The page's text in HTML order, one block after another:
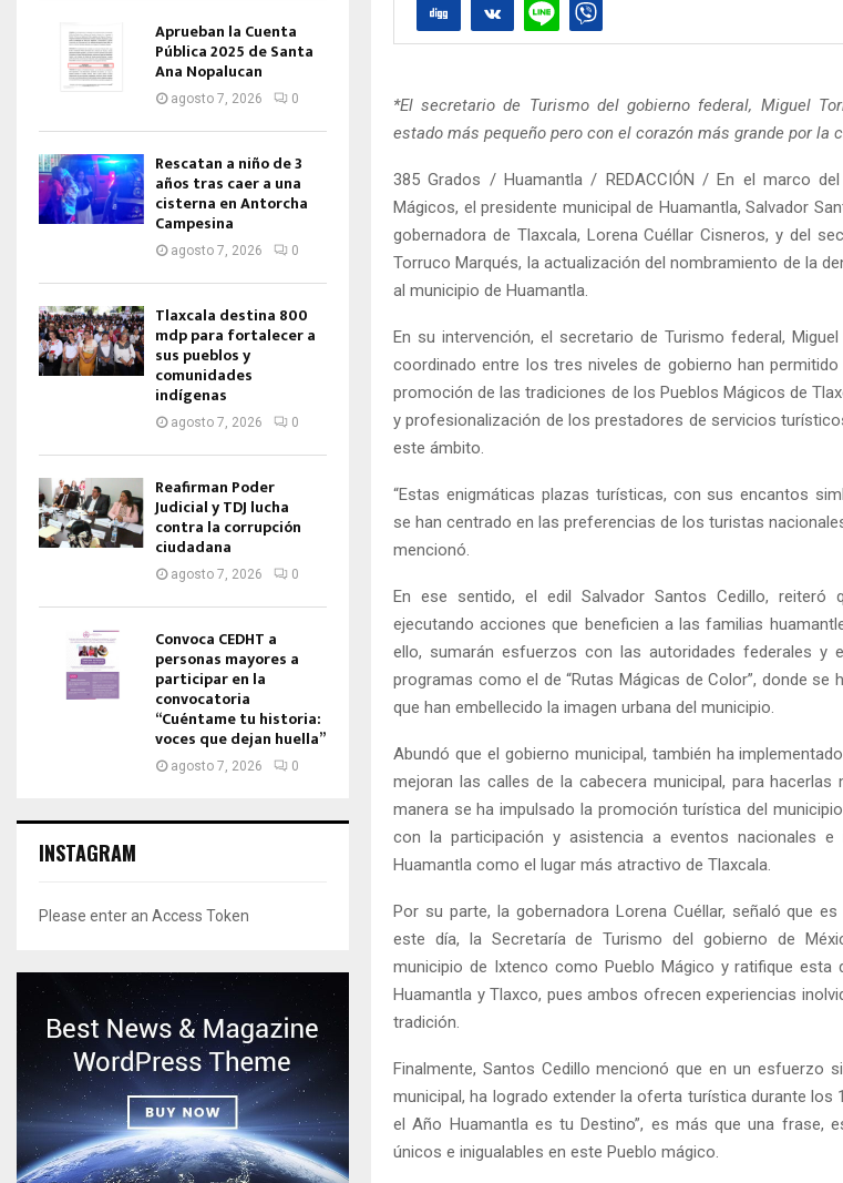
*El secretario de Turismo del gobierno federal, Miguel
estado más pequeño pero con el corazón más grande por la
385 Grados / Huamantla / REDACCIÓN / En el marco
Mágicos, el presidente municipal de Huamantla, Salvador
gobernadora de Tlaxcala, Lorena Cuéllar Cisneros, y del
Torruco Marqués, la actualización del nombramiento de la
al municipio de Huamantla.
En su intervención, el secretario de Turismo federal,
coordinado entre los tres niveles de gobierno han
promoción de las tradiciones de los Pueblos Mágicos de
y profesionalización de los prestadores de servicios
este ámbito.
“Estas enigmáticas plazas turísticas, con sus encantos
se han centrado en las preferencias de los turistas
mencionó.
En ese sentido, el edil Salvador Santos Cedillo, reiteró
ejecutando acciones que beneficien a las familias
ello, sumarán esfuerzos con las autoridades federales y
programas como el de “Rutas Mágicas de Color”, donde se
que han embellecido la imagen urbana del municipio.
Abundó que el gobierno municipal, también ha
mejoran las calles de la cabecera municipal, para hacerlas
manera se ha impulsado la promoción turística del
con la participación y asistencia a eventos nacionales e
Huamantla como el lugar más atractivo de Tlaxcala.
Por su parte, la gobernadora Lorena Cuéllar, señaló que
este día, la Secretaría de Turismo del gobierno de
municipio de Ixtenco como Pueblo Mágico y ratifique esta
Huamantla y Tlaxco, pues ambos ofrecen experiencias
tradición.
Finalmente, Santos Cedillo mencionó que en un esfuerzo
municipal, ha logrado extender la oferta turística durante los
el Año Huamantla es tu Destino”, es más que una frase,
únicos e inigualables en este Pueblo mágico.
Aprueban la Cuenta
Pública 2025 de Santa
Ana Nopalucan
agosto 7, 2026 0
Rescatan a niño de 3
años tras caer a una
cisterna en Antorcha
Campesina
agosto 7, 2026 0
Tlaxcala destina 800
mdp para fortalecer a
sus pueblos y
comunidades
indígenas
agosto 7, 2026 0
Reafirman Poder
Judicial y TDJ lucha
contra la corrupción
ciudadana
agosto 7, 2026 0
Convoca CEDHT a
personas mayores a
participar en la
convocatoria
“Cuéntame tu historia:
voces que dejan huella”
agosto 7, 2026 0
INSTAGRAM
Please enter an Access Token